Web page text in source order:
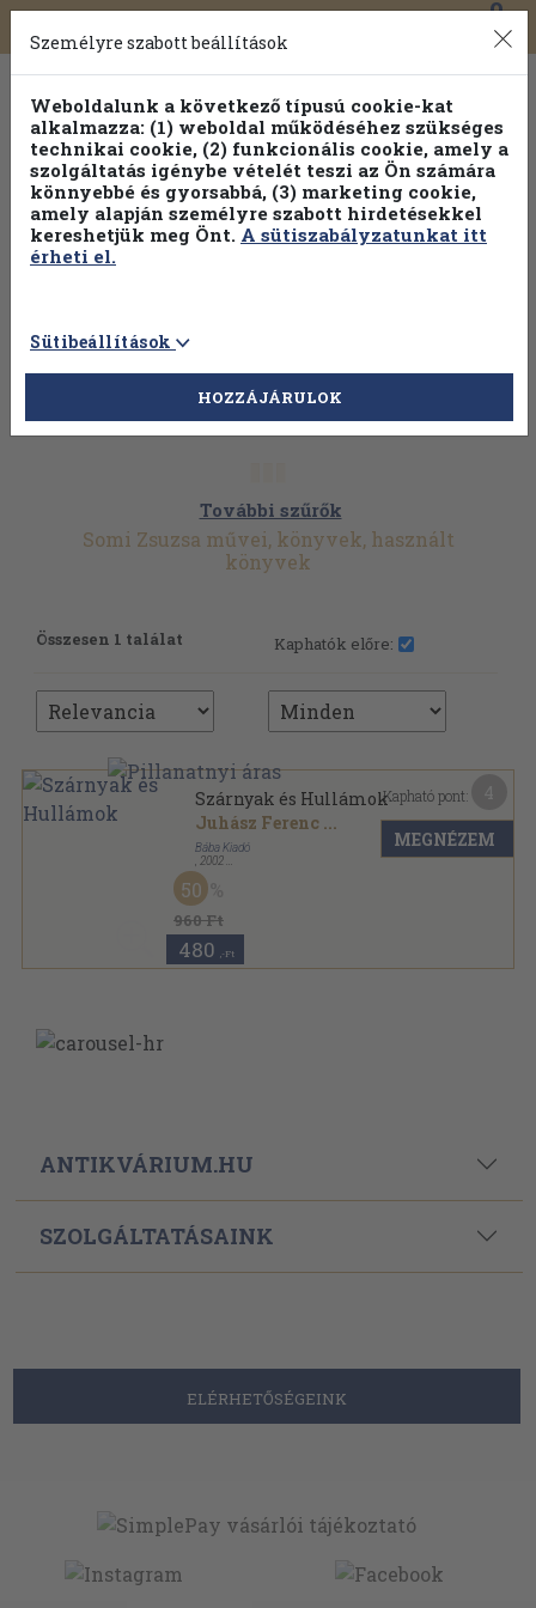
Toggle
navigation
0
További szűrők
Somi Zsuzsa művei, könyvek, használt
könyvek
Összesen 1 találat Kaphatók előre:
Szárnyak és Hullámok
Juhász Ferenc ...
Bába Kiadó
2002
Ragasztott papírkötés
960 Ft
50
480 ,-Ft
Kapható pont:
MEGNÉZEM
ANTIKVÁRIUM.HU
SZOLGÁLTATÁSAINK
ELÉRHETŐSÉGEINK
Személyre szabott beállítások
Weboldalunk a következő típusú cookie-kat
alkalmazza: (1) weboldal működéséhez szükséges
technikai cookie, (2) funkcionális cookie, amely a
szolgáltatás igénybe vételét teszi az Ön számára
könnyebbé és gyorsabbá, (3) marketing cookie,
amely alapján személyre szabott hirdetésekkel
kereshetjük meg Önt. A sütiszabályzatunkat itt
érheti el.
Sütibeállítások
HOZZÁJÁRULOK